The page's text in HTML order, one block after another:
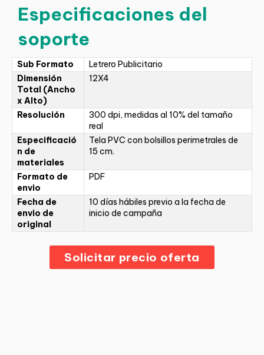
Especificaciones del
soporte
Sub Formato
Letrero Publicitario
Dimensión
Total (Ancho
x Alto)
12X4
Resolución
300 dpi, medidas al 10% del tamaño
real
Especificació
n de
materiales
Tela PVC con bolsillos perimetrales de
15 cm.
Formato de
envio
PDF
Fecha de
envio de
original
10 días hábiles previo a la fecha de
inicio de campaña
Solicitar precio oferta